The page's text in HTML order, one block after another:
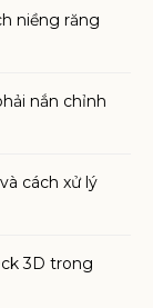
niềng răng
nắn chỉnh
cách xử lý
3D trong